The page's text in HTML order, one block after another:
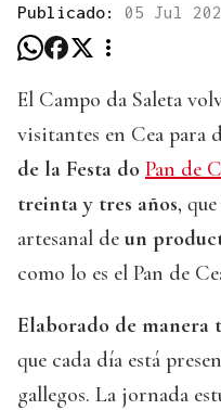
Publicado: 05 Jul
El Campo da Saleta
visitantes en Cea para
de la Festa do Pan de
treinta y tres años,
artesanal de un
como lo es el Pan de
Elaborado de manera
que cada día está
gallegos. La jornada